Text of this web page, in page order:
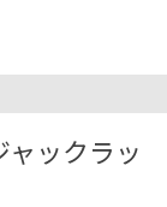
ックラッ